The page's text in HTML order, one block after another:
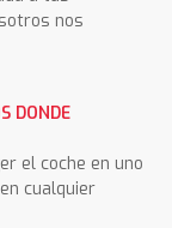
nos
DONDE
el coche en uno
cualquier